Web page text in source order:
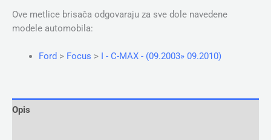
Ove metlice brisača odgovaraju za sve dole navedene
modele automobila:
Ford > Focus > I - C-MAX - (09.2003» 09.2010)
Opis